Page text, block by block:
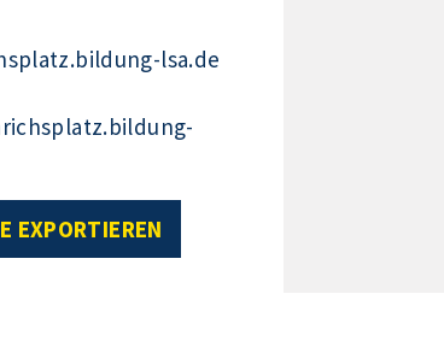
lsa.de
EXPORTIEREN